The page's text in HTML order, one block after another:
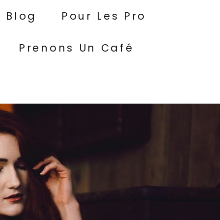
Blog Pour Les Pro
Prenons Un Café